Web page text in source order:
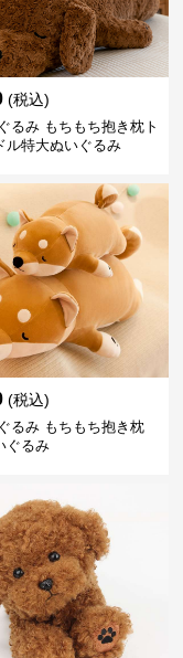
(税込)
るみ もちもち抱き枕ト
ル特大ぬいぐるみ
(税込)
るみ もちもち抱き枕
ぐるみ